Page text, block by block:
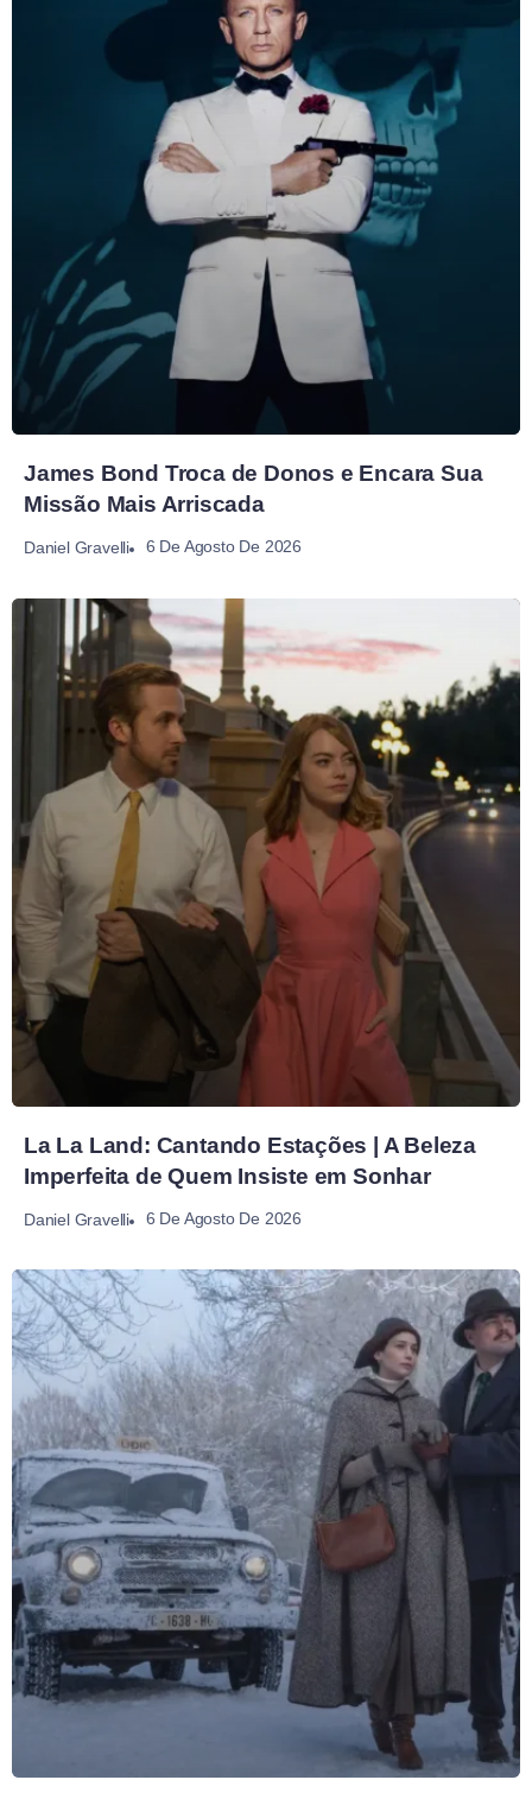
James Bond Troca de Donos e Encara Sua
Missão Mais Arriscada
Daniel Gravelli 6 De Agosto De 2026
La La Land: Cantando Estações | A Beleza
Imperfeita de Quem Insiste em Sonhar
Daniel Gravelli 6 De Agosto De 2026